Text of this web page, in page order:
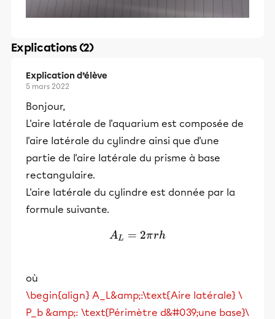
Explications (2)
Explication d’élève
5 mars 2022
Bonjour,
L'aire latérale de l'aquarium est composée de
l'aire latérale du cylindre ainsi que d'une
partie de l'aire latérale du prisme à base
rectangulaire.
L'aire latérale du cylindre est donnée par la
formule suivante.
A_L = 2 \pi r h
AL = 2πrh
où
\begin{align} A_L&amp;:\text{Aire latérale} \
P_b &amp;: \text{Périmètre d&#039;une base}\